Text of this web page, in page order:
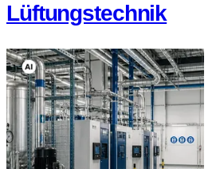
Lüftungstechnik